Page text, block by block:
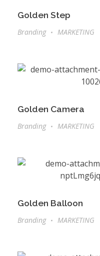
Golden Step
Branding
MARKETING
Golden Camera
Branding
MARKETING
Golden Balloon
Branding
MARKETING